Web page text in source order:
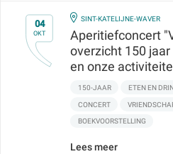
04
OKT
IN
SINT-KATELIJNE-WAVER
Aperitiefconcert
overzicht 150
en onze
150-JAAR ETEN EN
CONCERT
BOEKVOORSTELLING
Lees meer